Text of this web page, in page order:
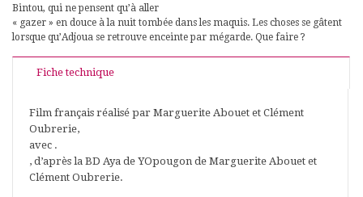
Bintou, qui ne pensent qu’à aller
« gazer » en douce à la nuit tombée dans les maquis. Les choses se gâtent
lorsque qu’Adjoua se retrouve enceinte par mégarde. Que faire ?
Fiche technique
Film français réalisé par Marguerite Abouet et Clément
Oubrerie,
avec .
, d’après la BD Aya de YOpougon de Marguerite Abouet et
Clément Oubrerie.